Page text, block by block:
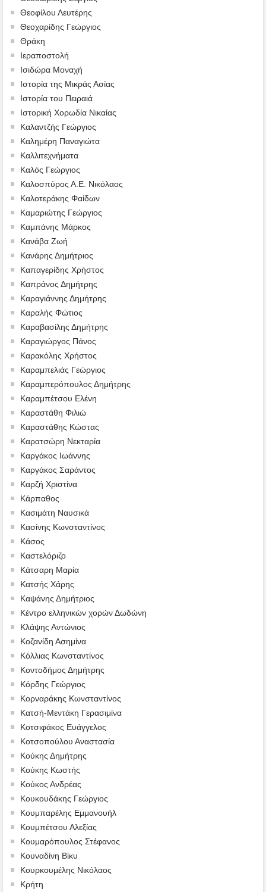
Θεοφίλου Λευτέρης
Θεοχαρίδης Γεώργιος
Θράκη
Ιεραποστολή
Ισιδώρα Μοναχή
Ιστορία της Μικράς Ασίας
Ιστορία του Πειραιά
Ιστορική Χορωδία Νικαίας
Καλαντζής Γεώργιος
Καλημέρη Παναγιώτα
Καλλιτεχνήματα
Καλός Γεώργιος
Καλοσπύρος Α.Ε. Νικόλαος
Καλοτεράκης Φαίδων
Καμαριώτης Γεώργιος
Καμπάνης Μάρκος
Κανάβα Ζωή
Κανάρης Δημήτριος
Καπαγερίδης Χρήστος
Καπράνος Δημήτρης
Καραγιάννης Δημήτρης
Καραλής Φώτιος
Καραβασίλης Δημήτρης
Καραγιώργος Πάνος
Καρακόλης Χρήστος
Καραμπελιάς Γεώργιος
Καραμπερόπουλος Δημήτρης
Καραμπέτσου Ελένη
Καραστάθη Φιλιώ
Καραστάθης Κώστας
Καρατσώρη Νεκταρία
Καργάκος Ιωάννης
Καργάκος Σαράντος
Καρζή Χριστίνα
Κάρπαθος
Κασιμάτη Ναυσικά
Κασίνης Κωνσταντίνος
Κάσος
Καστελόριζο
Κάτσαρη Μαρία
Κατσής Χάρης
Καψάνης Δημήτριος
Κέντρο ελληνικών χορών Δωδώνη
Κλάψης Αντώνιος
Κοζανίδη Ασημίνα
Κόλλιας Κωνσταντίνος
Κοντοδήμος Δημήτρης
Κόρδης Γεώργιος
Κορναράκης Κωνσταντίνος
Κατσή-Μεντάκη Γερασιμίνα
Κοτσιφάκος Ευάγγελος
Κοτσοπούλου Αναστασία
Κούκης Δημήτρης
Κούκης Κωστής
Κούκος Ανδρέας
Κουκουδάκης Γεώργιος
Κουμπαρέλης Εμμανουήλ
Κουμπέτσου Αλεξίας
Κουμαρόπουλος Στέφανος
Κουναδίνη Βίκυ
Κουρκουμέλης Νικόλαος
Κρήτη